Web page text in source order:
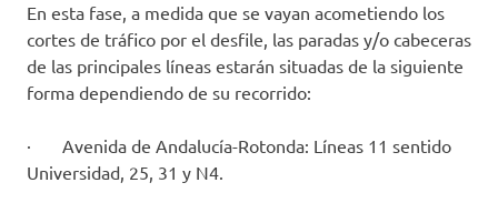
En esta fase, a medida que se vayan acometiendo los
cortes de tráfico por el desfile, las paradas y/o cabeceras
de las principales líneas estarán situadas de la siguiente
forma dependiendo de su recorrido:
· Avenida de Andalucía-Rotonda: Líneas 11 sentido
Universidad, 25, 31 y N4.